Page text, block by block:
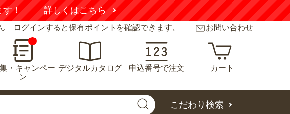
す！ 詳しくはこちら
ログインすると保有ポイントを確認できます。 お問い合わせ
・キャンペー
ン
デジタルカタログ 申込番号で注文 カート
こだわり検索